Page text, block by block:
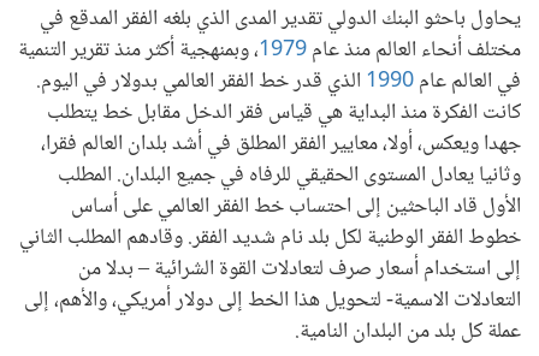
يحاول باحثو البنك الدولي تقدير المدى الذي بلغه الفقر المدقع في
مختلف أنحاء العالم منذ عام1979، وبمنهجية أكثر منذ تقرير التنمية
في العالم عام1990 الذي قدر خط الفقر العالمي بدولار في اليوم.
كانت الفكرة منذ البداية هي قياس فقر الدخل مقابل خط يتطلب
جهدا ويعكس، أولا، معايير الفقر المطلق في أشد بلدان العالم فقرا،
وثانيا يعادل المستوى الحقيقي للرفاه في جميع البلدان. المطلب
الأول قاد الباحثين إلى احتساب خط الفقر العالمي على أساس
خطوط الفقر الوطنية لكل بلد نام شديد الفقر. وقادهم المطلب الثاني
إلى استخدام أسعار صرف لتعادلات القوة الشرائية – بدلا من
التعادلات الاسمية- لتحويل هذا الخط إلى دولار أمريكي، والأهم، إلى
عملة كل بلد من البلدان النامية.